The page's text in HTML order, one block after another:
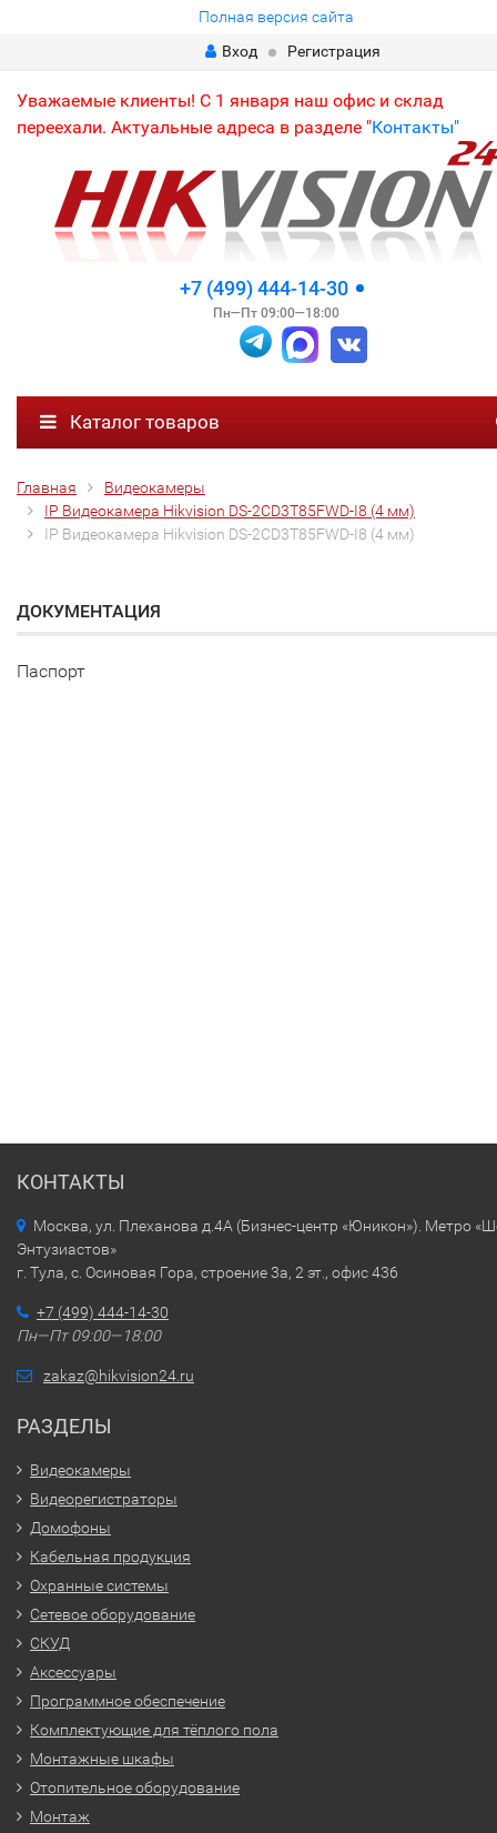
Полная версия сайта
Вход
Регистрация
Уважаемые клиенты! С 1 января наш офис и склад
переехали. Актуальные адреса в разделе "Контакты"
+7 (499) 444-14-30
Пн—Пт 09:00—18:00
Каталог товаров
Главная
Видеокамеры
IP Видеокамера Hikvision DS-2CD3T85FWD-I8 (4 мм)
IP Видеокамера Hikvision DS-2CD3T85FWD-I8 (4 мм)
ДОКУМЕНТАЦИЯ
Паспорт
КОНТАКТЫ
Москва, ул. Плеханова д.4А (Бизнес-центр «Юникон»). Метро
Энтузиастов»
г. Тула, с. Осиновая Гора, строение 3а, 2 эт., офис 436
+7 (499) 444-14-30
Пн—Пт 09:00—18:00
zakaz@hikvision24.ru
РАЗДЕЛЫ
Видеокамеры
Видеорегистраторы
Домофоны
Кабельная продукция
Охранные системы
Сетевое оборудование
СКУД
Аксессуары
Программное обеспечение
Комплектующие для тёплого пола
Монтажные шкафы
Отопительное оборудование
Монтаж